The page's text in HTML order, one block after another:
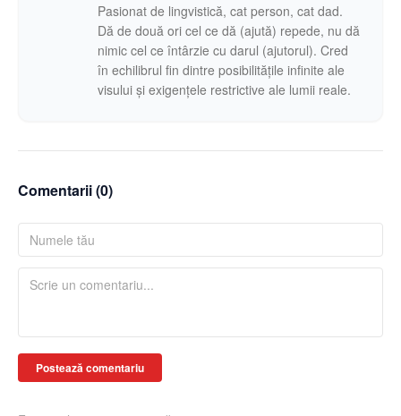
Pasionat de lingvistică, cat person, cat dad.
Dă de două ori cel ce dă (ajută) repede, nu dă
nimic cel ce întârzie cu darul (ajutorul). Cred
în echilibrul fin dintre posibilitățile infinite ale
visului și exigențele restrictive ale lumii reale.
Comentarii (0)
Postează comentariu